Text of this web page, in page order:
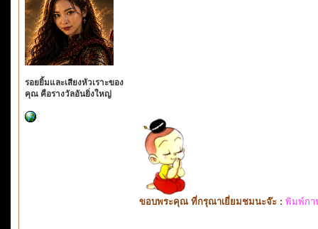
รอยยิ้มและเสียงหัวเราะของ
คุณ คือรางวัลอันยิ่งใหญ่
ขอบพระคุณ ที่กรุณาเยี่ยมชมนะจ๊ะ : พิมพ์กา